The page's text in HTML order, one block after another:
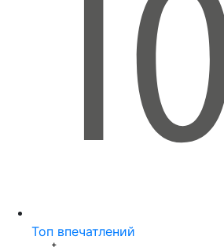
Топ впечатлений